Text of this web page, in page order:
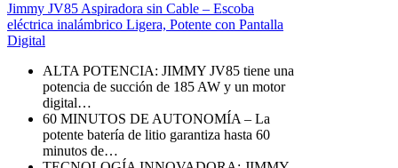
Jimmy JV85 Aspiradora sin Cable – Escoba
eléctrica inalámbrico Ligera, Potente con Pantalla
Digital
ALTA POTENCIA: JIMMY JV85 tiene una
potencia de succión de 185 AW y un motor
digital…
60 MINUTOS DE AUTONOMÍA – La
potente batería de litio garantiza hasta 60
minutos de…